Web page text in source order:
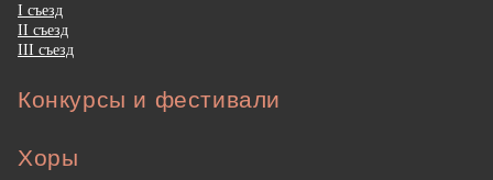
I съезд
II съезд
III съезд
Конкурсы и фестивали
Хоры